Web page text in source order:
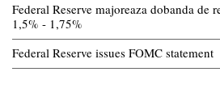
Federal Reserve majoreaza dobanda de
1,5% - 1,75%
Federal Reserve issues FOMC statement